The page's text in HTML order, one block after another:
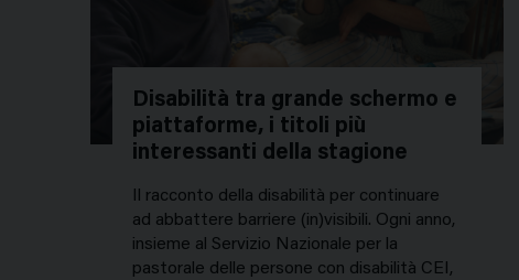
Disabilità tra grande schermo e
piattaforme, i titoli più
interessanti della stagione
Il racconto della disabilità per continuare
ad abbattere barriere (in)visibili. Ogni anno,
insieme al Servizio Nazionale per la
pastorale delle persone con disabilità CEI,